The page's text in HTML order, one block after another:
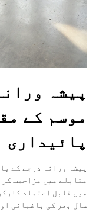
پیشہ
موسم کے
پائیداری
پیشہ ورانہ درجے کے
مقابلے میں مزاحمت
میں قابل اعتماد
سال بھر کی باغبانی